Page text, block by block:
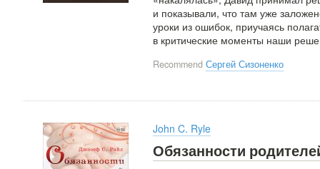
и показывали, что там уже
уроки из ошибок, приучаясь
в критические моменты наши
Recommend Сергей Сизоненко
John C. Ryle
Обязанности